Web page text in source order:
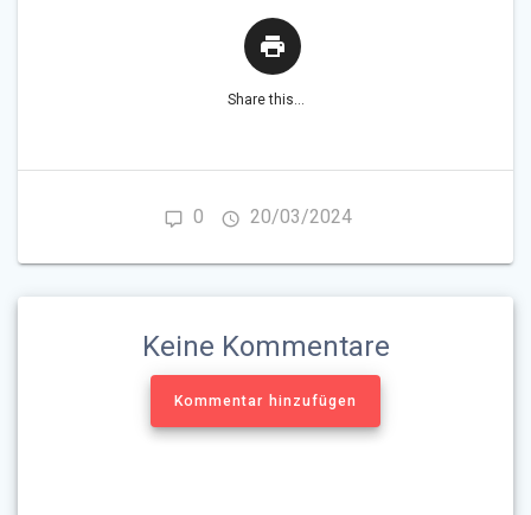
Share this...
0 20/03/2024
Keine Kommentare
Kommentar hinzufügen